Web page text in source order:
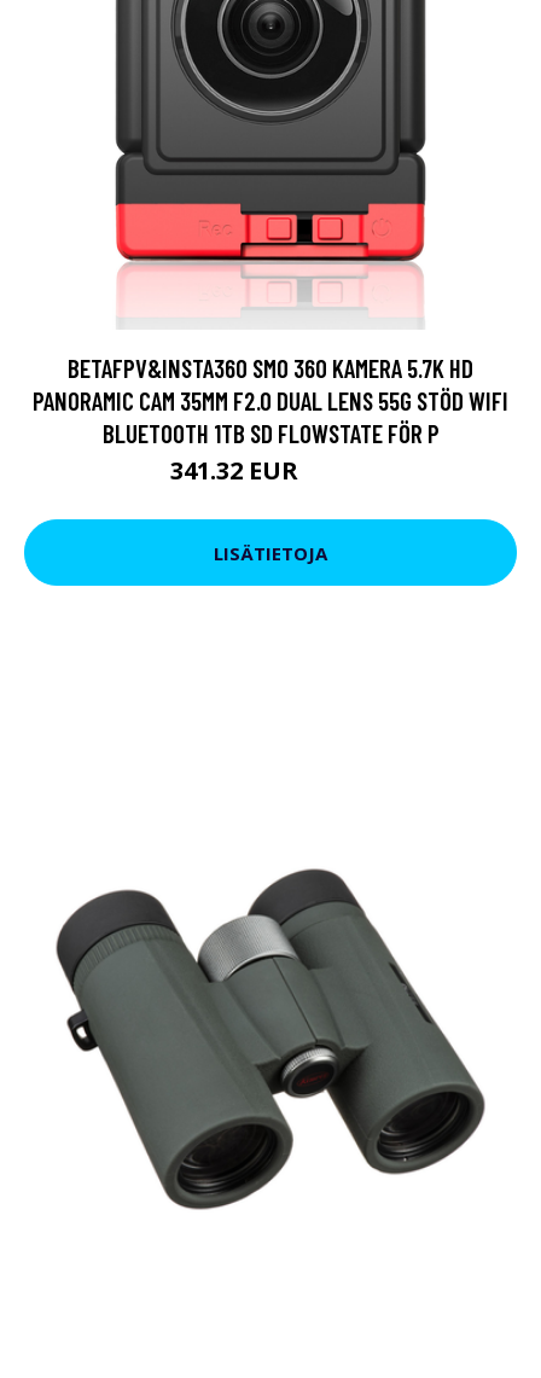
BETAFPV&INSTA360 SMO 360 KAMERA 5.7K HD
PANORAMIC CAM 35MM F2.0 DUAL LENS 55G STÖD WIFI
BLUETOOTH 1TB SD FLOWSTATE FÖR P
341.32 EUR
LISÄTIETOJA